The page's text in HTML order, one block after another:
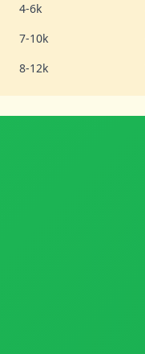
4-6k
7-10k
8-12k